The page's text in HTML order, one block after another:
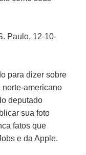
Paulo, 12-10-
para dizer sobre
norte-americano
deputado
sua foto
fatos que
e da Apple.